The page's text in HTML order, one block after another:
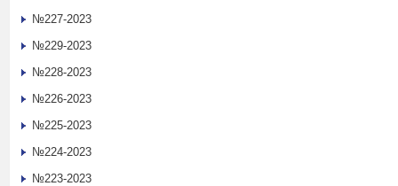
№227-2023
№229-2023
№228-2023
№226-2023
№225-2023
№224-2023
№223-2023